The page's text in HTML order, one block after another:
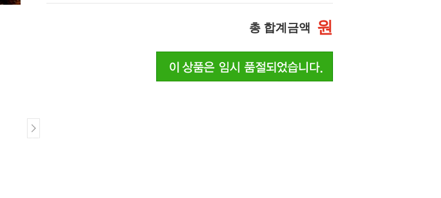
총 합계금액 원